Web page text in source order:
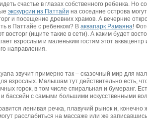
счастье в глазах собственного ребенка. Но
экскурсии из Паттайи на соседние острова
и посещение древних храмов. А вечерние
в Паттайе с ребенком? В аквапарк Рамаяна!
(ищите такие в сети). А каким будет
взрослым и маленьким гостям этот
направления.
звучит примерно так – сказочный мир для
взрослых. Малышам тут действительно есть,
горок, в том числе спиральная и бумеранг.
бассейн с самыми большими искусственными
ленивая речка, плавучий рынок и, конечно
расслабиться на массаже или же